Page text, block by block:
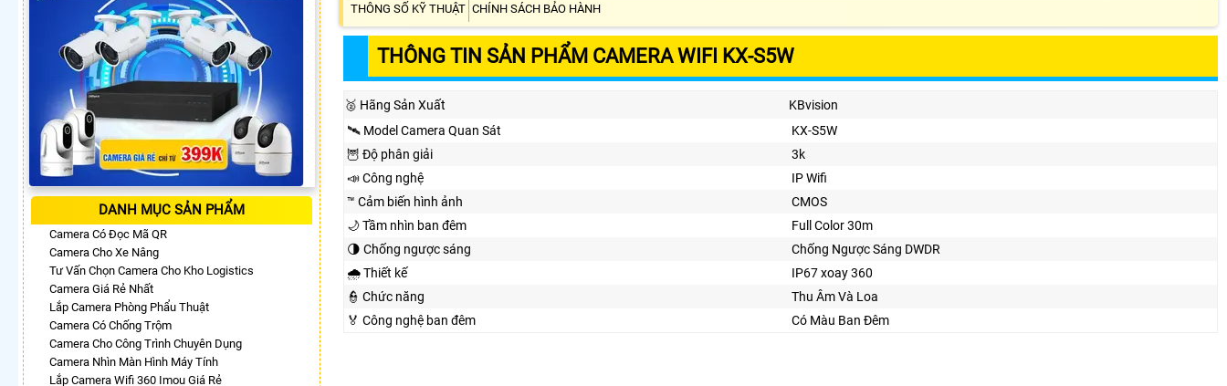
DANH MỤC SẢN PHẨM
Camera Có Đọc Mã QR
Camera Cho Xe Nâng
Tư Vấn Chọn Camera Cho Kho Logistics
Camera Giá Rẻ Nhất
Lắp Camera Phòng Phẩu Thuật
Camera Có Chống Trộm
Camera Cho Công Trình Chuyên Dụng
Camera Nhìn Màn Hình Máy Tính
Lắp Camera Wifi 360 Imou Giá Rẻ
THÔNG SỐ KỸ THUẬT CHÍNH SÁCH BẢO HÀNH
THÔNG TIN SẢN PHẨM CAMERA WIFI KX-S5W
🥈️ Hãng Sản Xuất
KBvision
🛰 Model Camera Quan Sát
KX-S5W
🦉 Độ phân giải
3k
📣 Công nghệ
IP Wifi
™️ Cảm biến hình ảnh
CMOS
🌙 Tầm nhìn ban đêm
Full Color 30m
🌗 Chống ngược sáng
Chống Ngược Sáng DWDR
🌧️ Thiết kế
IP67 xoay 360
👮 Chức năng
Thu Âm Và Loa
️🏅️ Công nghệ ban đêm
Có Màu Ban Ðêm